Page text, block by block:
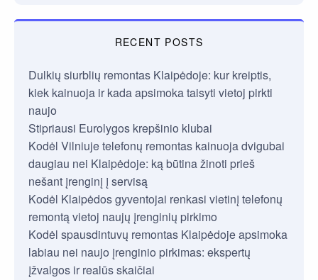
RECENT POSTS
Dulkių siurblių remontas Klaipėdoje: kur kreiptis,
kiek kainuoja ir kada apsimoka taisyti vietoj pirkti
naujo
Stipriausi Eurolygos krepšinio klubai
Kodėl Vilniuje telefonų remontas kainuoja dvigubai
daugiau nei Klaipėdoje: ką būtina žinoti prieš
nešant įrenginį į servisą
Kodėl Klaipėdos gyventojai renkasi vietinį telefonų
remontą vietoj naujų įrenginių pirkimo
Kodėl spausdintuvų remontas Klaipėdoje apsimoka
labiau nei naujo įrenginio pirkimas: ekspertų
įžvalgos ir realūs skaičiai